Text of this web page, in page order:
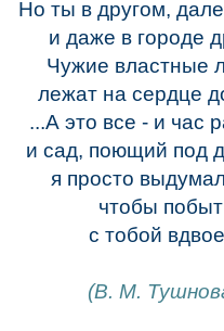
Но ты в другом,
и даже в городе
Чужие властные
лежат на сердце
...А это все - и час
и сад, поющий под
я просто
чтобы
с тобой
(В. М.